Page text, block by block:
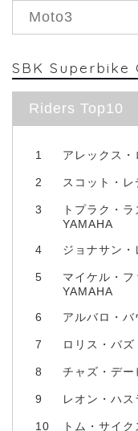
Moto3
SBK Superbike
Riders Top10
1 アレックス
2 スコット・
3
トプラク・
YAMAHA
4 ジョナサン
5
マイケル・フ
YAMAHA
6 アルバロ・
7 ロリス・バ
8 チャズ・デ
9 レオン・ハ
10 トム・サイ